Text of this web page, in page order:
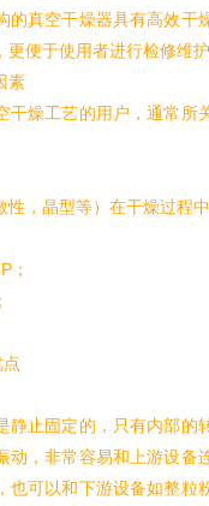
的真空干燥器具有高效干
便于使用者进行检修维护
素
干燥工艺的用户，通常所
性，晶型等）在干燥过程
；
静止固定的，只有内部的
动，非常容易和上游设备
也可以和下游设备如整粒